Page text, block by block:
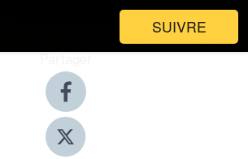
SUIVRE
Partager